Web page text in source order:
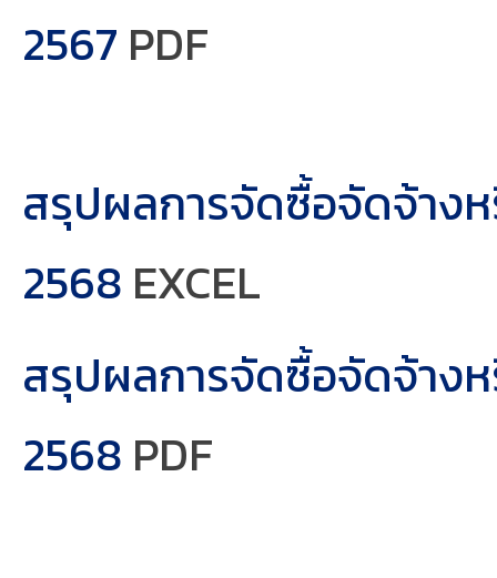
2567 PDF
สรุปผลการจัดซื้อจัดจ้าง
2568 EXCEL
สรุปผลการจัดซื้อจัดจ้าง
2568 PDF